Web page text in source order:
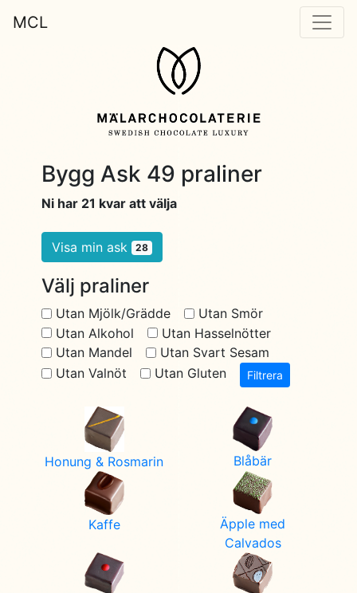
MCL
Bygg Ask 49 praliner
Ni har 21 kvar att välja
Visa min ask 28
Välj praliner
Utan Mjölk/Grädde
Utan Smör
Utan Alkohol
Utan Hasselnötter
Utan Mandel
Utan Svart Sesam
Utan Valnöt
Utan Gluten Filtrera
Honung & Rosmarin Blåbär
Kaffe
Äpple med
Calvados